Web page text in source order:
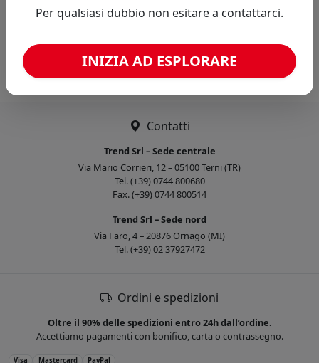
Confronta con articoli simili
Caricamento confronto...
Contatti
Trend Srl – Sede centrale
Via Mario Corrieri, 12 – 05100 Terni (TR)
Tel. (+39) 0744 800680
Fax. (+39) 0744 800514
Trend Srl – Sede nord
Via Faro, 4 – 20876 Ornago (MI)
Tel. (+39) 02 37927472
Ordini e spedizioni
Oltre il 90% delle spedizioni entro 24h dall’ordine.
Accettiamo pagamenti con bonifico, carta o contrassegno.
Visa Mastercard PayPal
Per qualsiasi dubbio non esitare a contattarci.
INIZIA AD ESPLORARE